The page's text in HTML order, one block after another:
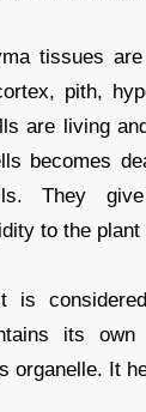
tissues
pith,
are living
becomes
They
to the plant
is
its
organelle. It